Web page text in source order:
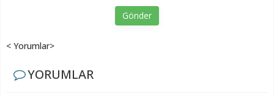
Gönder
< Yorumlar>
YORUMLAR